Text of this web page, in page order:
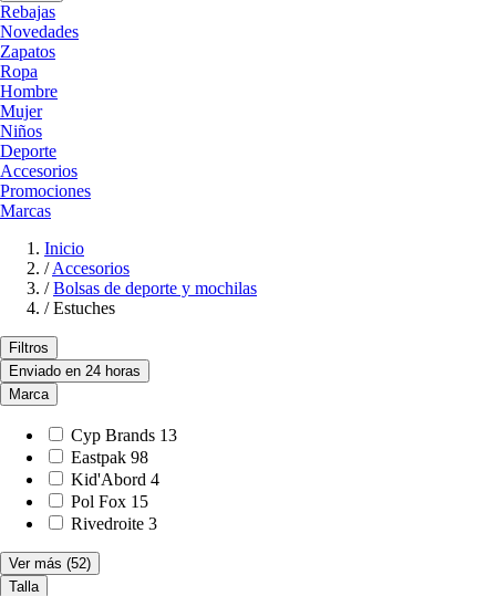
Rebajas
Novedades
Zapatos
Ropa
Hombre
Mujer
Niños
Deporte
Accesorios
Promociones
Marcas
Inicio
/ Accesorios
/ Bolsas de deporte y mochilas
/ Estuches
Filtros
Enviado en 24 horas
Marca
Cyp Brands 13
Eastpak 98
Kid'Abord 4
Pol Fox 15
Rivedroite 3
Ver más (52)
Talla